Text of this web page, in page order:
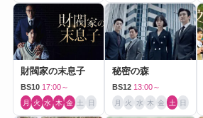
財閥家の末息子
BS10 17:00～
月 火 水 木 金 土 日
秘密の森
BS12 13:00～
月 火 水 木 金 土 日